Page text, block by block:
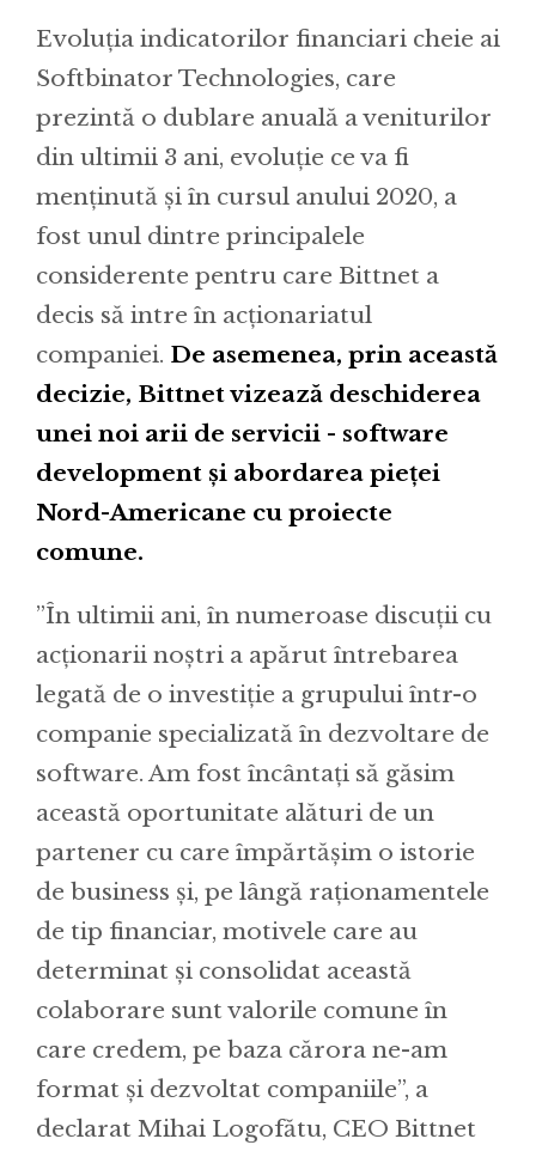
Evoluția indicatorilor financiari cheie ai
Softbinator Technologies, care
prezintă o dublare anuală a veniturilor
din ultimii 3 ani, evoluție ce va fi
menținută și în cursul anului 2020, a
fost unul dintre principalele
considerente pentru care Bittnet a
decis să intre în acționariatul
companiei. De asemenea, prin această
decizie, Bittnet vizează deschiderea
unei noi arii de servicii - software
development și abordarea pieței
Nord-Americane cu proiecte
comune.
”În ultimii ani, în numeroase discuții cu
acționarii noștri a apărut întrebarea
legată de o investiție a grupului într-o
companie specializată în dezvoltare de
software. Am fost încântați să găsim
această oportunitate alături de un
partener cu care împărtășim o istorie
de business și, pe lângă raționamentele
de tip financiar, motivele care au
determinat și consolidat această
colaborare sunt valorile comune în
care credem, pe baza cărora ne-am
format și dezvoltat companiile”, a
declarat Mihai Logofătu, CEO Bittnet